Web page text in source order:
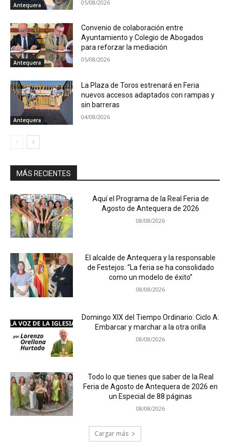
Antequera 05/08/2026
Antequera
Convenio de colaboración entre
Ayuntamiento y Colegio de Abogados
para reforzar la mediación
05/08/2026
Antequera
La Plaza de Toros estrenará en Feria
nuevos accesos adaptados con rampas y
sin barreras
04/08/2026
MÁS RECIENTES
Aquí el Programa de la Real Feria de
Agosto de Antequera de 2026
08/08/2026
El alcalde de Antequera y la responsable
de Festejos: “La feria se ha consolidado
como un modelo de éxito”
08/08/2026
Domingo XIX del Tiempo Ordinario: Ciclo A:
Embarcar y marchar a la otra orilla
08/08/2026
Todo lo que tienes que saber de la Real
Feria de Agosto de Antequera de 2026 en
un Especial de 88 páginas
08/08/2026
Cargar más